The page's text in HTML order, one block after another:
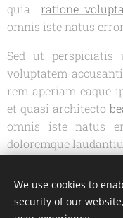
quia ratione
omnis iste natus
Sed ut
voluptatem
rem aperiam eaque
et quasi architecto
omnis iste natus
doloremque
We use cookies to
security of our